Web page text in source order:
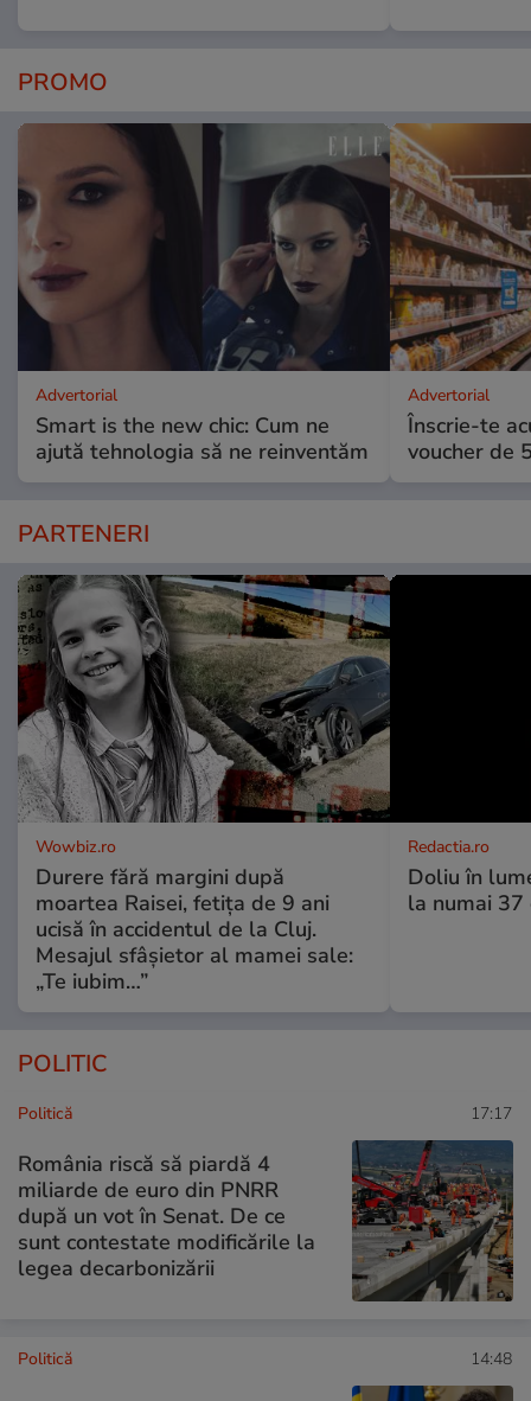
PROMO
Advertorial
Smart is the new chic: Cum ne
ajută tehnologia să ne reinventăm
Advertorial
Înscrie-te
voucher de
PARTENERI
Wowbiz.ro
Durere fără margini după
moartea Raisei, fetița de 9 ani
ucisă în accidentul de la Cluj.
Mesajul sfâșietor al mamei sale:
„Te iubim…”
Redactia.ro
Doliu în
la numai 37
POLITIC
Politică 17:17
România riscă să piardă 4
miliarde de euro din PNRR
după un vot în Senat. De ce
sunt contestate modificările la
legea decarbonizării
Politică 14:48